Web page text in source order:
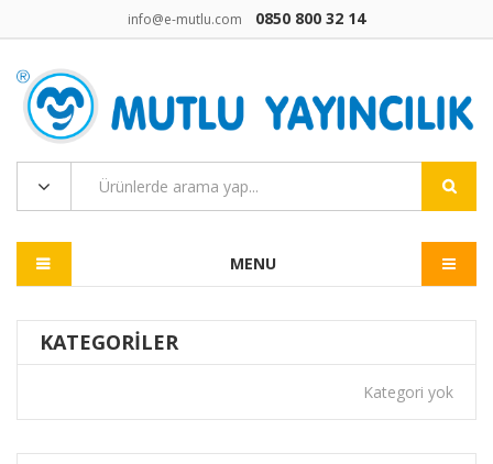
info@e-mutlu.com 0850 800 32 14
MENU
KATEGORILER
Kategori yok